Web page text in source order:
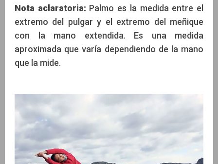
Nota aclaratoria: Palmo es la medida entre el
extremo del pulgar y el extremo del meñique
con la mano extendida. Es una medida
aproximada que varía dependiendo de la mano
que la mide.